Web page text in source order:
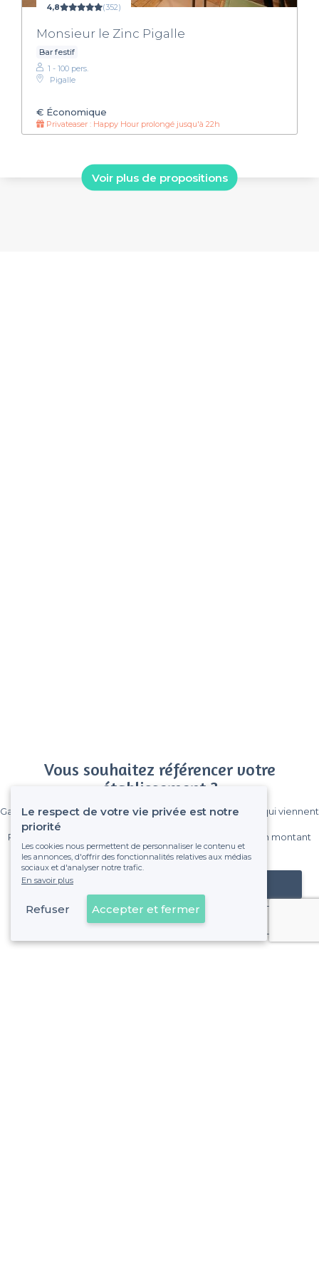
4,8 (352)
Monsieur le Zinc Pigalle
Bar festif
1 - 100 pers.
Pigalle
€ Économique
Privateaser : Happy Hour prolongé jusqu'à 22h
Voir plus de propositions
Vous souhaitez référencer votre
établissement ?
Gagnez de nombreux clients parmi le million de visiteurs qui viennent
Pas de commissions et sans engagement, vous payez un montant
fixe sans risque de voir déraper la facture.
Référencer mon établissement
Déjà client
Le respect de votre vie privée est notre
priorité
Les cookies nous permettent de personnaliser le contenu et
les annonces, d'offrir des fonctionnalités relatives aux médias
sociaux et d'analyser notre trafic.
En savoir plus
Refuser Accepter et fermer